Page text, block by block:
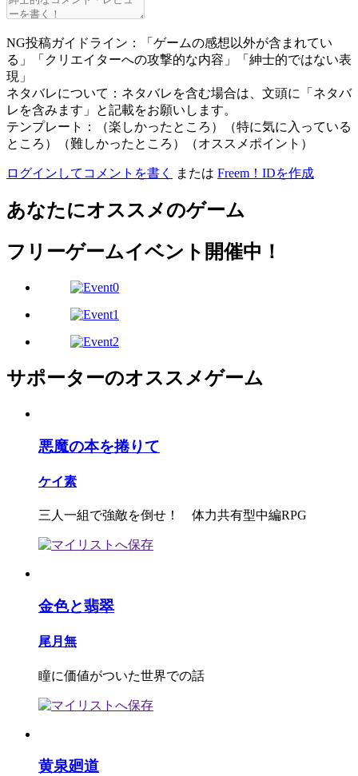
NG投稿ガイドライン：「ゲームの感想以外が含まれてい
る」「クリエイターへの攻撃的な内容」「紳士的ではない表
現」
ネタバレについて：ネタバレを含む場合は、文頭に「ネタバ
レを含みます」と記載をお願いします。
テンプレート：（楽しかったところ）（特に気に入っている
ところ）（難しかったところ）（オススメポイント）
ログインしてコメントを書く または Freem！IDを作成
あなたにオススメのゲーム
フリーゲームイベント開催中！
サポーターのオススメゲーム
悪魔の本を捲りて
ケイ素
三人一組で強敵を倒せ！ 体力共有型中編RPG
金色と翡翠
尾月無
瞳に価値がついた世界での話
黄泉廻道